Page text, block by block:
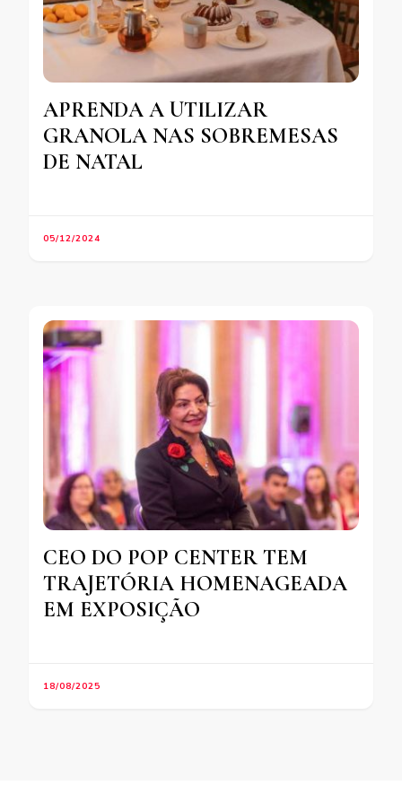
APRENDA A UTILIZAR
GRANOLA NAS SOBREMESAS
DE NATAL
05/12/2024
CEO DO POP CENTER TEM
TRAJETÓRIA HOMENAGEADA
EM EXPOSIÇÃO
18/08/2025